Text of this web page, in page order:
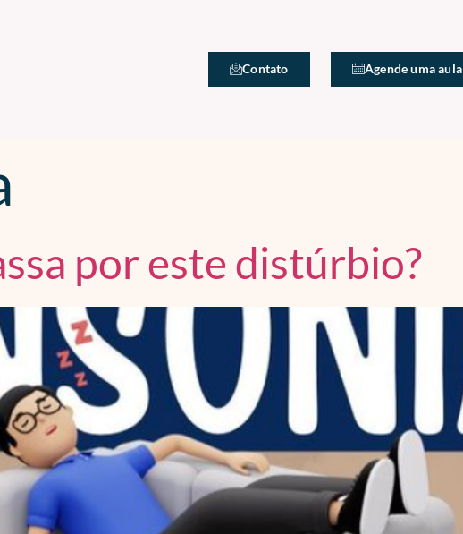
Contato Agende uma aula
por este distúrbio?